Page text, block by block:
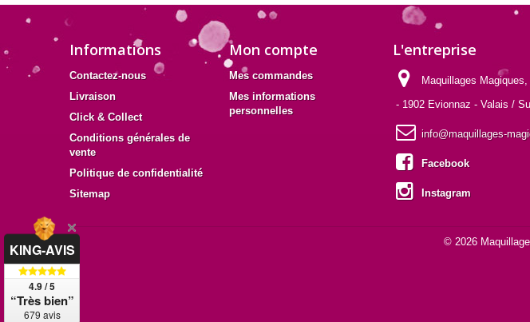
Informations
Contactez-nous
Livraison
Click & Collect
Conditions générales de
vente
Politique de confidentialité
Sitemap
Mon compte
Mes commandes
Mes informations
personnelles
L'entreprise
Maquillages
- 1902 Evionnaz - Valais /
info@maquillages-
Facebook
Instagram
© 2026
KING-AVIS
4.9 / 5
“Très bien”
679 avis